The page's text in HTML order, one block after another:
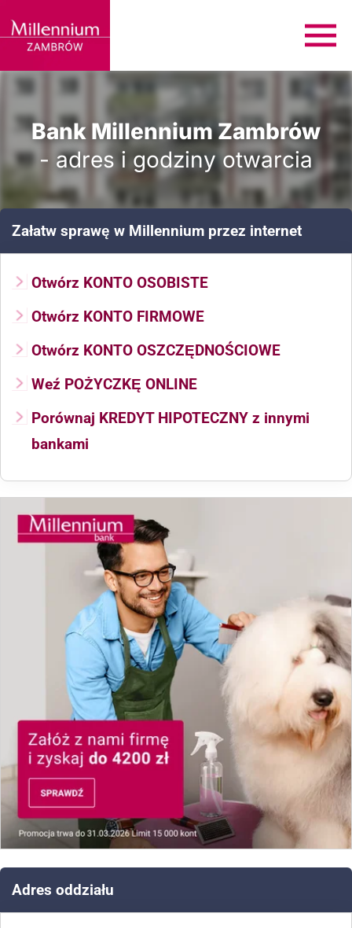
Bank Millennium Zambrów
- adres i godziny otwarcia
Załatw sprawę w Millennium przez internet
Otwórz KONTO OSOBISTE
Otwórz KONTO FIRMOWE
Otwórz KONTO OSZCZĘDNOŚCIOWE
Weź POŻYCZKĘ ONLINE
Porównaj KREDYT HIPOTECZNY z innymi
bankami
Adres oddziału